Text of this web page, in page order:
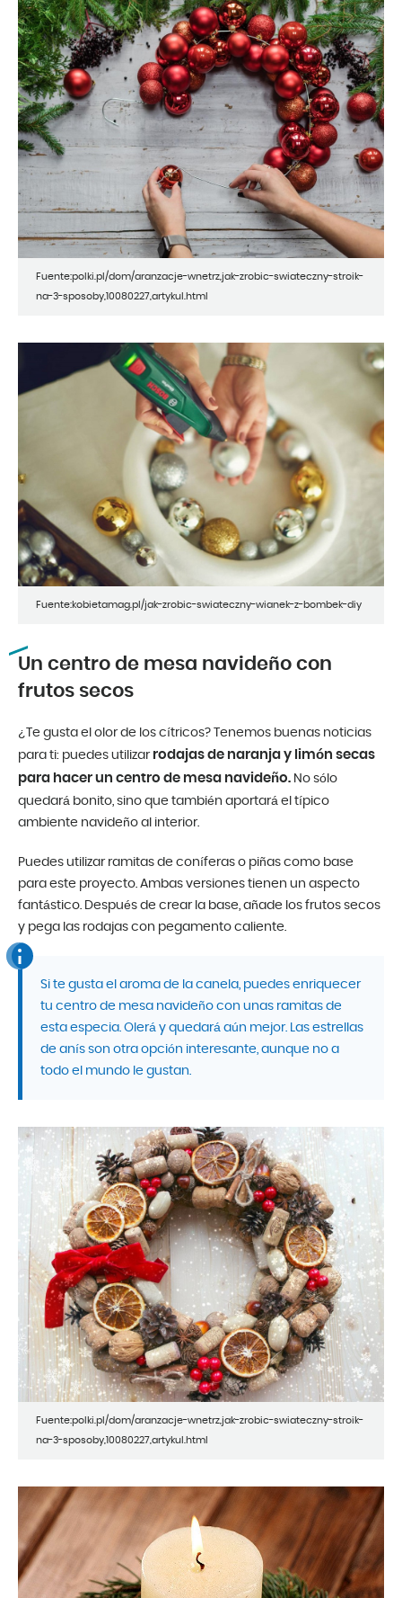
Fuente:polki.pl/dom/aranzacje-wnetrz,jak-zrobic-swiateczny-stroik-
na-3-sposoby,10080227,artykul.html
Fuente:kobietamag.pl/jak-zrobic-swiateczny-wianek-z-bombek-diy
Un centro de mesa navideño con
frutos secos
¿Te gusta el olor de los cítricos? Tenemos buenas noticias
para ti: puedes utilizar rodajas de naranja y limón secas
para hacer un centro de mesa navideño. No sólo
quedará bonito, sino que también aportará el típico
ambiente navideño al interior.
Puedes utilizar ramitas de coníferas o piñas como base
para este proyecto. Ambas versiones tienen un aspecto
fantástico. Después de crear la base, añade los frutos secos
y pega las rodajas con pegamento caliente.
Si te gusta el aroma de la canela, puedes enriquecer
tu centro de mesa navideño con unas ramitas de
esta especia. Olerá y quedará aún mejor. Las estrellas
de anís son otra opción interesante, aunque no a
todo el mundo le gustan.
Fuente:polki.pl/dom/aranzacje-wnetrz,jak-zrobic-swiateczny-stroik-
na-3-sposoby,10080227,artykul.html